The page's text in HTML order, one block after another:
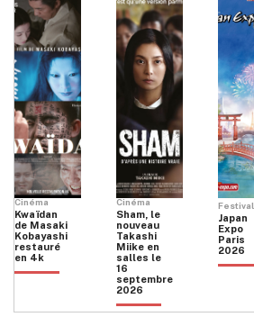
Cinéma
Kwaïdan
de Masaki
Kobayashi
restauré
en 4k
Cinéma
Sham, le
nouveau
Takashi
Miike en
salles le
16
septembre
2026
Festival
Japan
Expo
Paris
2026